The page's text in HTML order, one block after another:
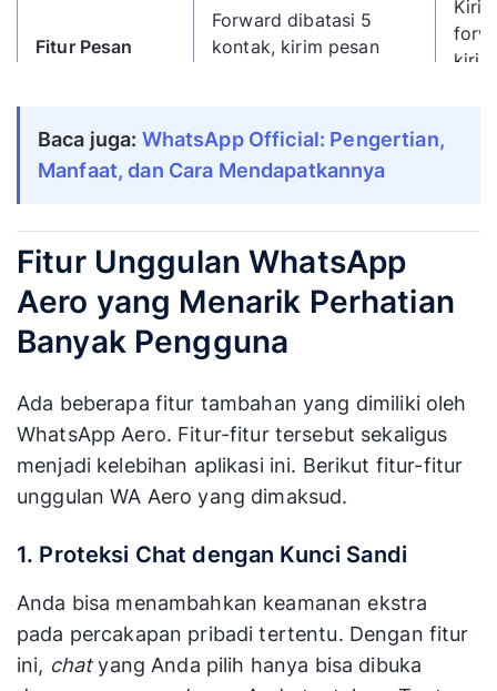
Fitur Pesan
Forward dibatasi 5
kontak, kirim pesan
Media
Foto/video dikompresi,
maksimum 10 foto
sekali kirim
Kustomisasi
Tema terbatas
(dark/light)
Stabilitas
Stabil & update
otomatis
(fingerprint/face ID)
Risiko
Penggunaan
Risiko rendah hingga
tidak ada risiko sama
sekali
Baca juga: WhatsApp Official: Pengertian,
Manfaat, dan Cara Mendapatkannya
Fitur Unggulan WhatsApp
Aero yang Menarik Perhatian
Banyak Pengguna
Ada beberapa fitur tambahan yang dimiliki oleh
WhatsApp Aero. Fitur-fitur tersebut sekaligus
menjadi kelebihan aplikasi ini. Berikut fitur-fitur
unggulan WA Aero yang dimaksud.
1. Proteksi Chat dengan Kunci Sandi
Anda bisa menambahkan keamanan ekstra
pada percakapan pribadi tertentu. Dengan fitur
ini, chatyang Anda pilih hanya bisa dibuka